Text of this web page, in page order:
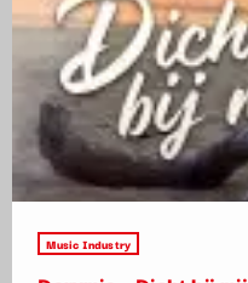
Music Industry